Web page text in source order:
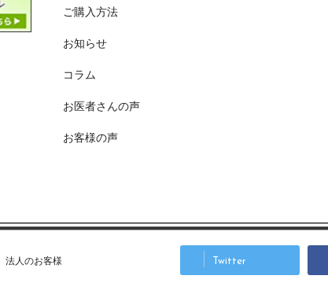
ご購入方法
お知らせ
コラム
お医者さんの声
お客様の声
法人のお客様 Twitter